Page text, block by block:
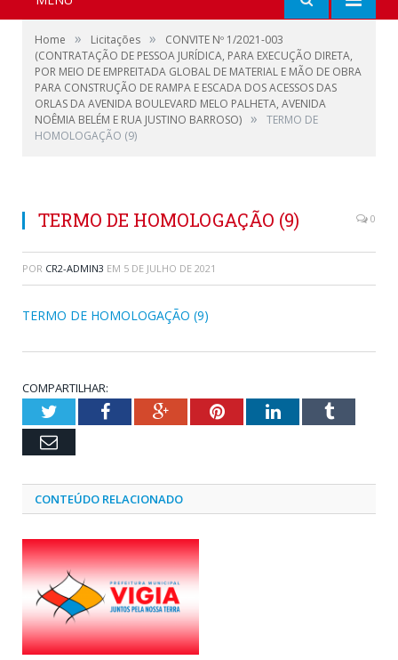
Home » Licitações »
CONVITE Nº 1/2021-003
(CONTRATAÇÃO DE PESSOA JURÍDICA, PARA EXECUÇÃO DIRETA,
POR MEIO DE EMPREITADA GLOBAL DE MATERIAL E MÃO DE OBRA
PARA CONSTRUÇÃO DE RAMPA E ESCADA DOS ACESSOS DAS
ORLAS DA AVENIDA BOULEVARD MELO PALHETA, AVENIDA
NOÊMIA BELÉM E RUA JUSTINO BARROSO) »
TERMO DE
HOMOLOGAÇÃO (9)
TERMO DE HOMOLOGAÇÃO (9) 0
POR CR2-ADMIN3 EM 5 DE JULHO DE 2021
TERMO DE HOMOLOGAÇÃO (9)
COMPARTILHAR:
TwitterFacebookGoogle+PinterestLinkedInTumblr
Email
CONTEÚDO RELACIONADO